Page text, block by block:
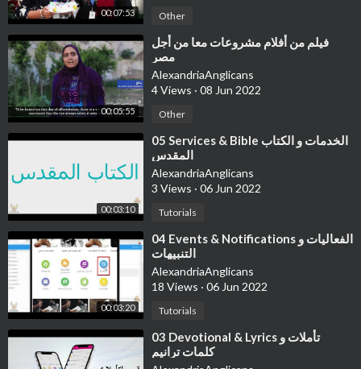
00:07:53 Other
00:05:55
⁣فيلم من أفلام مشروعات معا من أجل
مصر
AlexandriaAnglicans
4 Views · 08 Jun 2022
Other
00:03:10
⁣05 Services & Bible الخدمات و الكتاب
المقدس
AlexandriaAnglicans
3 Views · 06 Jun 2022
Tutorials
00:03:20
⁣04 Events & Notifications الفعاليات و
التنبيهات
AlexandriaAnglicans
18 Views · 06 Jun 2022
Tutorials
⁣03 Devotional & Lyrics تأملات و
كلمات ترانيم